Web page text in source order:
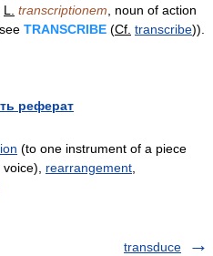
L. transcriptionem , noun of action
TRANSCRIBE (Cf. transcribe)).
реферат
(to one instrument of a piece
rearrangement
transduce